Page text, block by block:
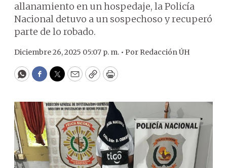
allanamiento en un hospedaje, la Policía
Nacional detuvo a un sospechoso y recuperó
parte de lo robado.
Diciembre 26, 2025 05:07 p. m. • Por Redacción ÚH
WhatsApp
Facebook
Twitter
EmailCopyPrint